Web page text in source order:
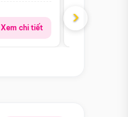
Xem chi tiết
Giá từ:
›